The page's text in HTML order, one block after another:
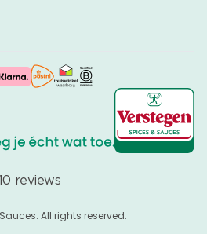
All rights reserved.